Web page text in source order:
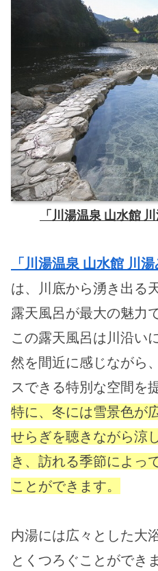
「川湯温泉 山水館
「川湯温泉 山水館 川
は、川底から湧き出る
露天風呂が最大の魅力で
この露天風呂は川沿い
然を間近に感じながら
スできる特別な空間を
特に、冬には雪景色が
せらぎを聴きながら涼
き、訪れる季節によっ
ことができます。
内湯には広々とした大
とくつろぐことができ